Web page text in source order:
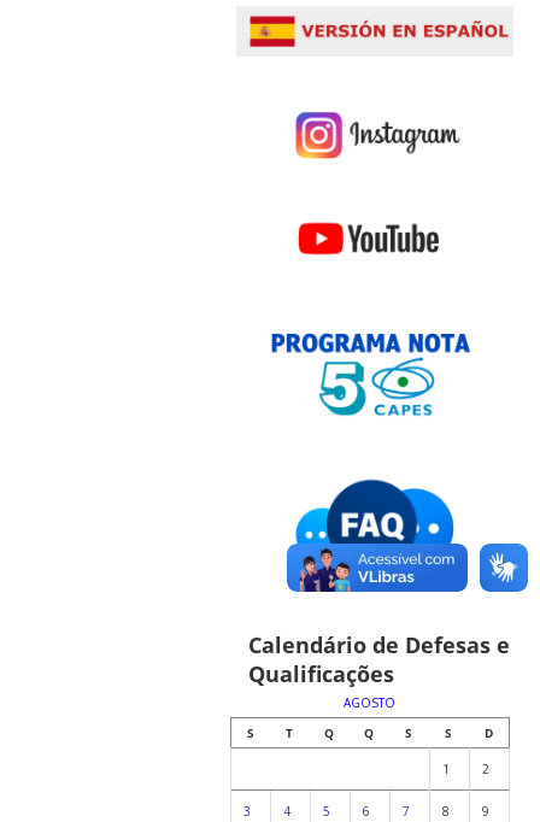
Calendário de Defesas e
Qualificações
AGOSTO
S
T Q Q S S D
1 2
3 4 5 6 7 8 9